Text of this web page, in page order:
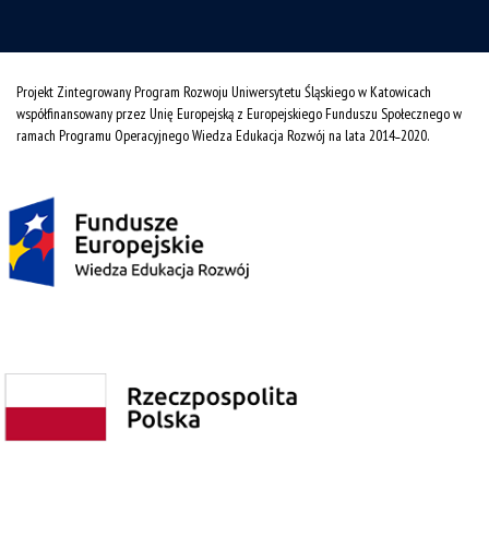
Projekt Zintegrowany Program Rozwoju Uniwersytetu Śląskiego w Katowicach
współfinansowany przez Unię Europejską z Europejskiego Funduszu Społecznego w
ramach Programu Operacyjnego Wiedza Edukacja Rozwój na lata 2014˗2020.